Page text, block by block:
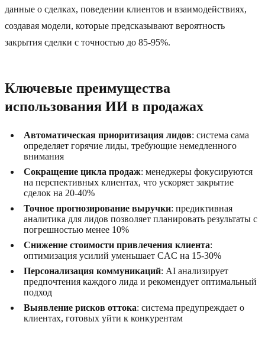
данные о сделках, поведении клиентов и взаимодействиях,
создавая модели, которые предсказывают вероятность
закрытия сделки с точностью до 85-95%.
Ключевые преимущества
использования ИИ в продажах
Автоматическая приоритизация лидов: система сама
определяет горячие лиды, требующие немедленного
внимания
Сокращение цикла продаж: менеджеры фокусируются
на перспективных клиентах, что ускоряет закрытие
сделок на 20-40%
Точное прогнозирование выручки: предиктивная
аналитика для лидов позволяет планировать результаты с
погрешностью менее 10%
Снижение стоимости привлечения клиента:
оптимизация усилий уменьшает CAC на 15-30%
Персонализация коммуникаций: AI анализирует
предпочтения каждого лида и рекомендует оптимальный
подход
Выявление рисков оттока: система предупреждает о
клиентах, готовых уйти к конкурентам